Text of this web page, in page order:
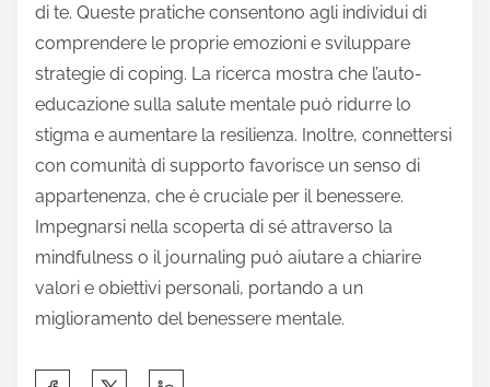
di te. Queste pratiche consentono agli individui di
comprendere le proprie emozioni e sviluppare
strategie di coping. La ricerca mostra che l’auto-
educazione sulla salute mentale può ridurre lo
stigma e aumentare la resilienza. Inoltre, connettersi
con comunità di supporto favorisce un senso di
appartenenza, che è cruciale per il benessere.
Impegnarsi nella scoperta di sé attraverso la
mindfulness o il journaling può aiutare a chiarire
valori e obiettivi personali, portando a un
miglioramento del benessere mentale.